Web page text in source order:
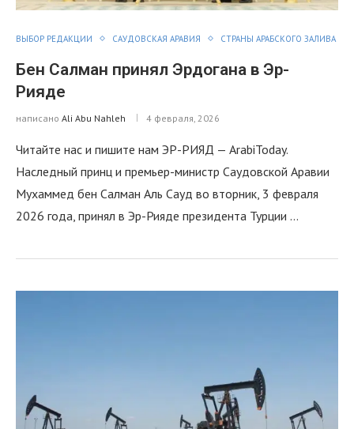
ВЫБОР РЕДАКЦИИ САУДОВСКАЯ АРАВИЯ СТРАНЫ АРАБСКОГО ЗАЛИВА
Бен Салман принял Эрдогана в Эр-
Рияде
написано Ali Abu Nahleh 4 февраля, 2026
Читайте нас и пишите нам ЭР-РИЯД — ArabiToday.
Наследный принц и премьер-министр Саудовской Аравии
Мухаммед бен Салман Аль Сауд во вторник, 3 февраля
2026 года, принял в Эр-Рияде президента Турции …